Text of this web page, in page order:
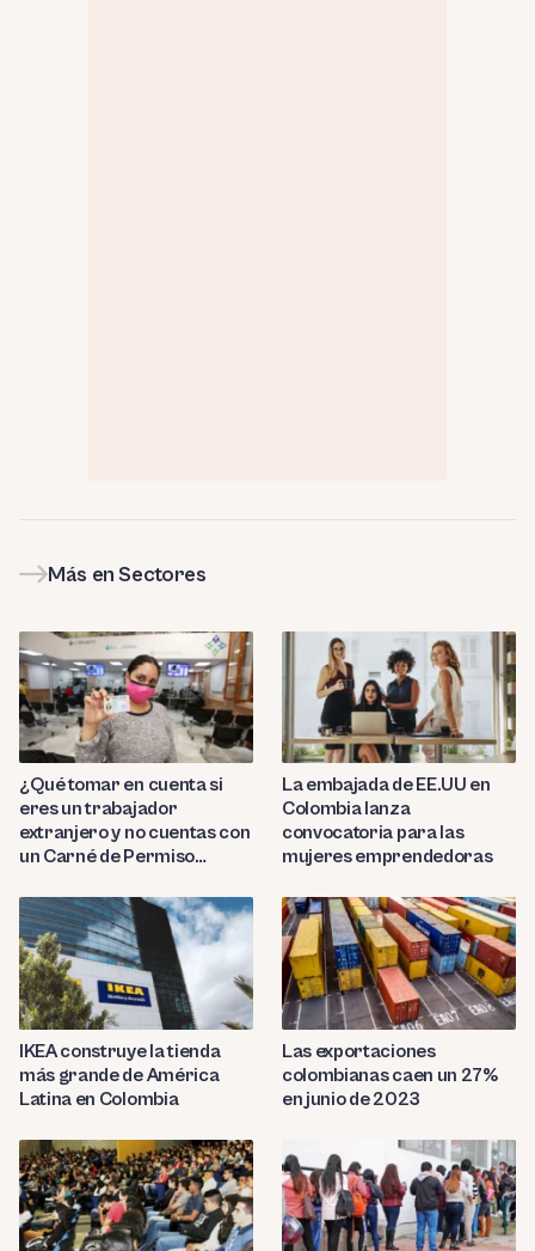
Más en Sectores
¿Qué tomar en cuenta si
eres un trabajador
extranjero y no cuentas con
un Carné de Permiso
(CPP)?
La embajada de EE.UU en
Colombia lanza
convocatoria para las
mujeres emprendedoras
IKEA construye la tienda
más grande de América
Latina en Colombia
Las exportaciones
colombianas caen un 27%
en junio de 2023